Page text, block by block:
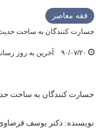
فقه معاصر
جسارت کنندگان به ساحت حدیث
۹۰/۰۷/۲۰ آخرین به روز رسانی: ۹۱/
جسارت کنندگان به ساحت
نويسنده: دکتر یوسف